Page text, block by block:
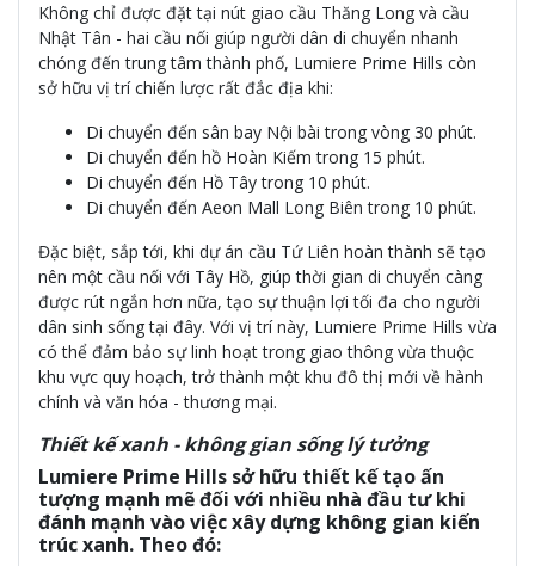
Không chỉ được đặt tại nút giao cầu Thăng Long và cầu
Nhật Tân - hai cầu nối giúp người dân di chuyển nhanh
chóng đến trung tâm thành phố, Lumiere Prime Hills còn
sở hữu vị trí chiến lược rất đắc địa khi:
Di chuyển đến sân bay Nội bài trong vòng 30 phút.
Di chuyển đến hồ Hoàn Kiếm trong 15 phút.
Di chuyển đến Hồ Tây trong 10 phút.
Di chuyển đến Aeon Mall Long Biên trong 10 phút.
Đặc biệt, sắp tới, khi dự án cầu Tứ Liên hoàn thành sẽ tạo
nên một cầu nối với Tây Hồ, giúp thời gian di chuyển càng
được rút ngắn hơn nữa, tạo sự thuận lợi tối đa cho người
dân sinh sống tại đây. Với vị trí này, Lumiere Prime Hills vừa
có thể đảm bảo sự linh hoạt trong giao thông vừa thuộc
khu vực quy hoạch, trở thành một khu đô thị mới về hành
chính và văn hóa - thương mại.
Thiết kế xanh - không gian sống lý tưởng
Lumiere Prime Hills sở hữu thiết kế tạo ấn
tượng mạnh mẽ đối với nhiều nhà đầu tư khi
đánh mạnh vào việc xây dựng không gian kiến
trúc xanh. Theo đó: